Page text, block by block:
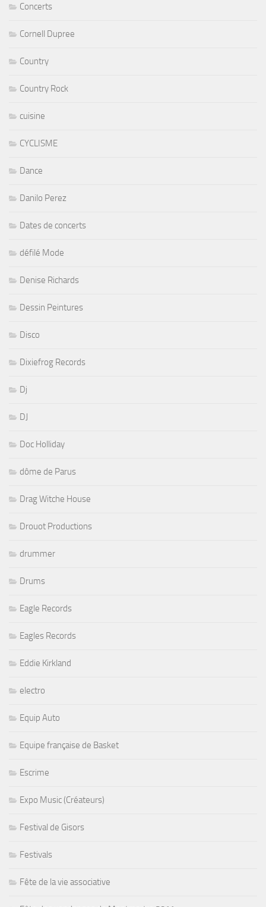
Concerts
Cornell Dupree
Country
Country Rock
cuisine
CYCLISME
Dance
Danilo Perez
Dates de concerts
défilé Mode
Denise Richards
Dessin Peintures
Disco
Dixiefrog Records
Dj
DJ
Doc Holliday
dôme de Parus
Drag Witche House
Drouot Productions
drummer
Drums
Eagle Records
Eagles Records
Eddie Kirkland
electro
Equip Auto
Equipe française de Basket
Escrime
Expo Music (Créateurs)
Festival de Gisors
Festivals
Fête de la vie associative